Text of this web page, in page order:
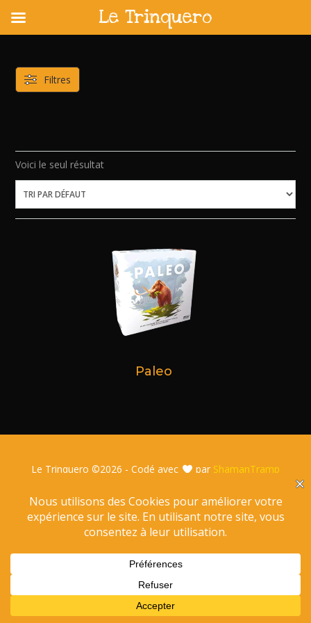
content
Voici le seul résultat
Paleo
Filtres
Le Trinquero ©2026 - Codé avec par ShamanTramp
Le Trinquero